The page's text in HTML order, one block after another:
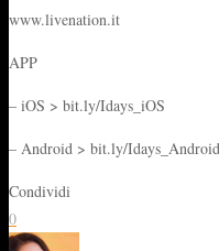
www.livenation.it
APP
– iOS > bit.ly/Idays_iOS
– Android > bit.ly/Idays_Android
Condividi
0